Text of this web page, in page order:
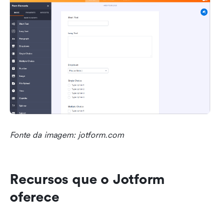
Fonte da imagem: jotform.com
Recursos que o Jotform
oferece